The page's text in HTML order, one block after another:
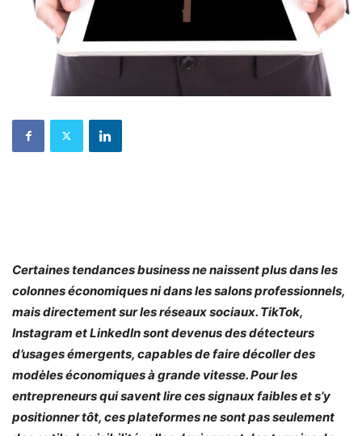
Certaines tendances business ne naissent plus dans les
colonnes économiques ni dans les salons professionnels,
mais directement sur les réseaux sociaux. TikTok,
Instagram et LinkedIn sont devenus des détecteurs
d’usages émergents, capables de faire décoller des
modèles économiques à grande vitesse. Pour les
entrepreneurs qui savent lire ces signaux faibles et s’y
positionner tôt, ces plateformes ne sont pas seulement